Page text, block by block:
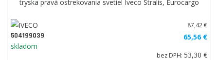
tryska pravá ostrekovania svetiel Iveco Stralis, Eurocargo
504199039
skladom
87,42 €
65,56 €
bez DPH: 53,30 €